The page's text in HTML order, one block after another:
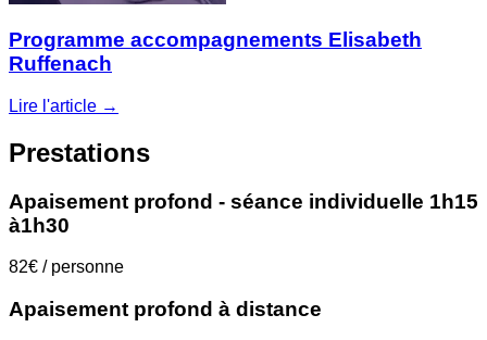
Programme accompagnements Elisabeth
Ruffenach
Lire l'article →
Prestations
Apaisement profond - séance individuelle 1h15
à1h30
82€ / personne
Apaisement profond à distance